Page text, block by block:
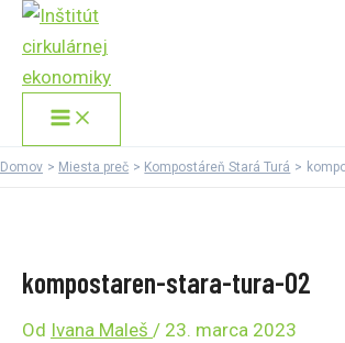
Preskočiť
obsah
Main
Menu
Domov Miesta preč Kompostáreň Stará Turá
kompostaren-stara-tura-02
Od Ivana Maleš / 23. marca 2023